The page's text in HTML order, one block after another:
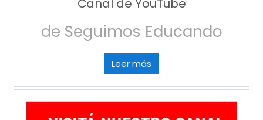
Canal de YouTube
de Seguimos Educando
Leer más